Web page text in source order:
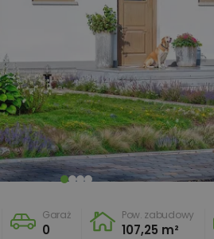
Garaż
0
Pow. zabudowy
107,25 m²